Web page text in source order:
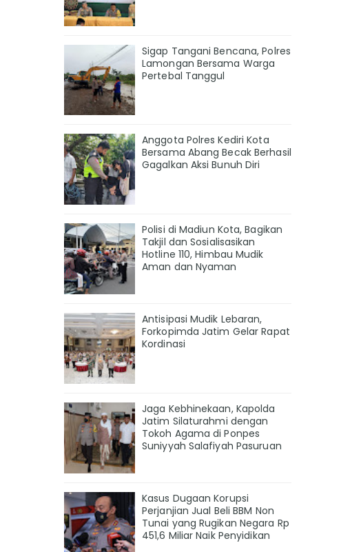
Sigap Tangani Bencana, Polres
Lamongan Bersama Warga
Pertebal Tanggul
Anggota Polres Kediri Kota
Bersama Abang Becak Berhasil
Gagalkan Aksi Bunuh Diri
Polisi di Madiun Kota, Bagikan
Takjil dan Sosialisasikan
Hotline 110, Himbau Mudik
Aman dan Nyaman
Antisipasi Mudik Lebaran,
Forkopimda Jatim Gelar Rapat
Kordinasi
Jaga Kebhinekaan, Kapolda
Jatim Silaturahmi dengan
Tokoh Agama di Ponpes
Suniyyah Salafiyah Pasuruan
Kasus Dugaan Korupsi
Perjanjian Jual Beli BBM Non
Tunai yang Rugikan Negara Rp
451,6 Miliar Naik Penyidikan